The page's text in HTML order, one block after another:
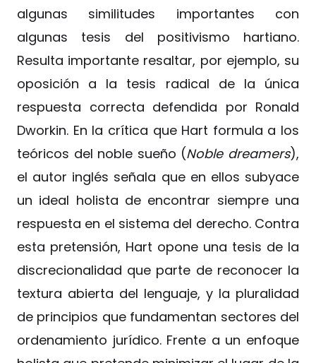
algunas similitudes importantes con
algunas tesis del positivismo hartiano.
Resulta importante resaltar, por ejemplo, su
oposición a la tesis radical de la única
respuesta correcta defendida por Ronald
Dworkin. En la crítica que Hart formula a los
teóricos del noble sueño (Noble dreamers),
el autor inglés señala que en ellos subyace
un ideal holista de encontrar siempre una
respuesta en el sistema del derecho. Contra
esta pretensión, Hart opone una tesis de la
discrecionalidad que parte de reconocer la
textura abierta del lenguaje, y la pluralidad
de principios que fundamentan sectores del
ordenamiento jurídico. Frente a un enfoque